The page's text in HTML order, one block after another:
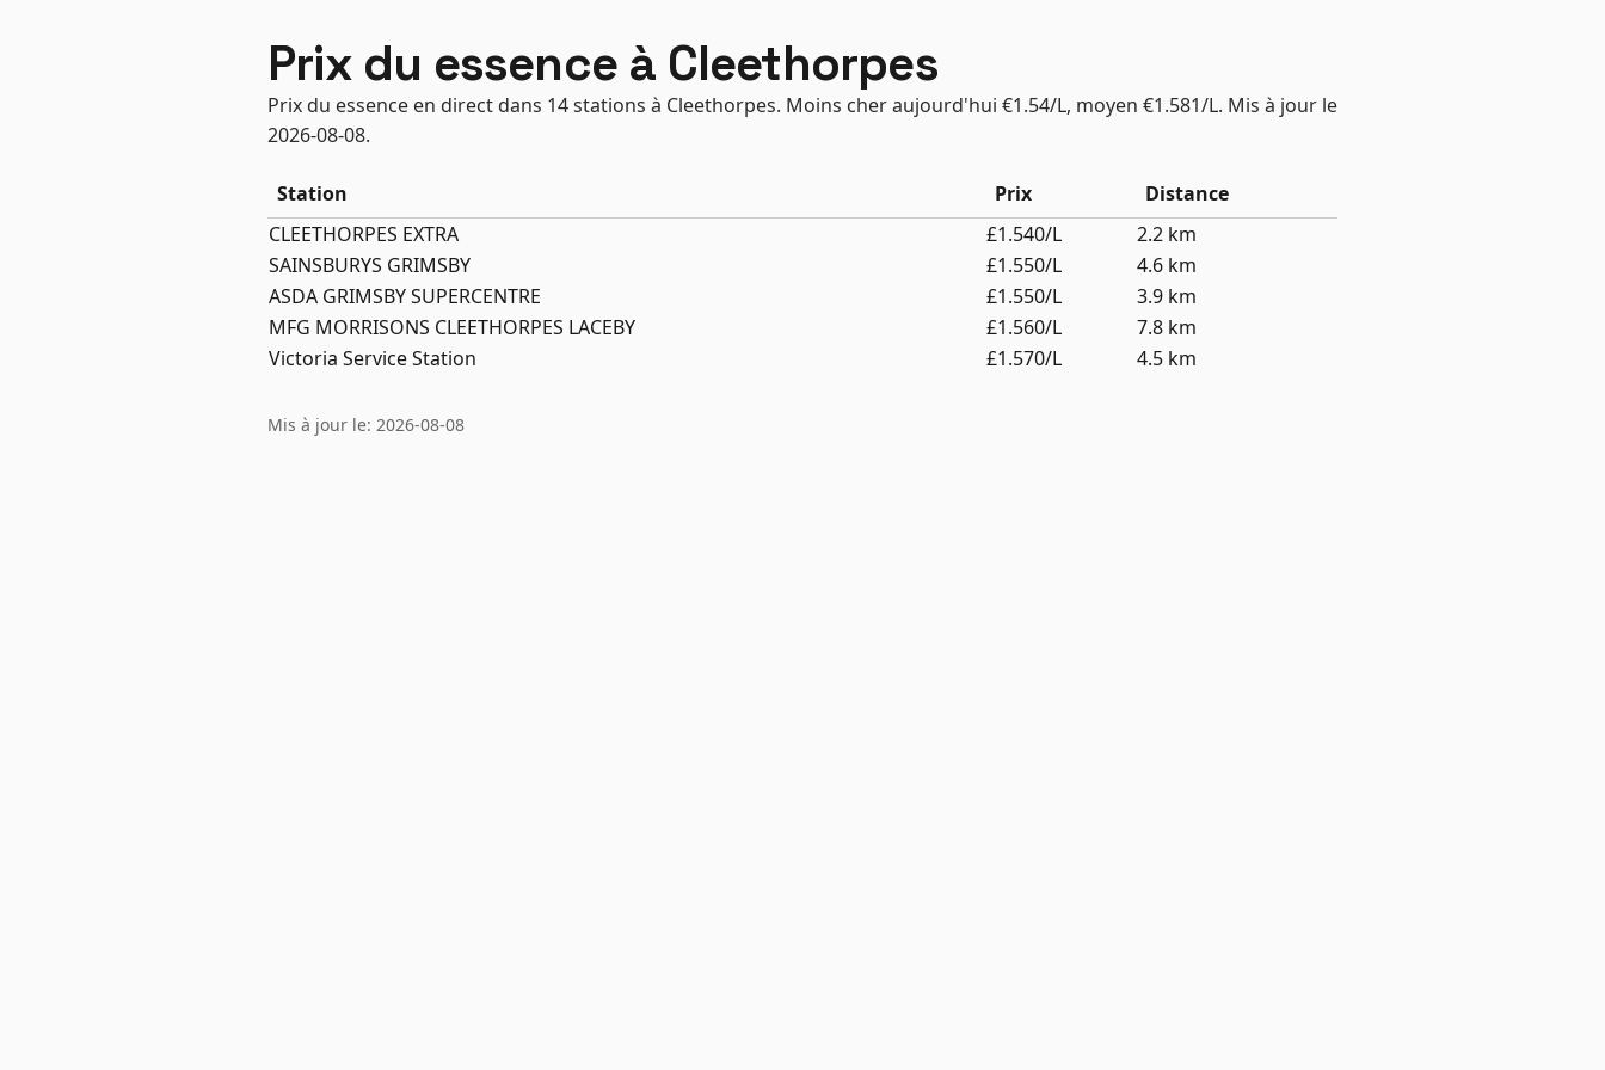
Prix du essence à Cleethorpes
Prix du essence en direct dans 14 stations à Cleethorpes. Moins cher aujourd'hui €1.54/L, moyen €1.581/L. Mis à jour le
2026-08-08.
Station Prix
Distance
CLEETHORPES EXTRA
£1.540/L
2.2 km
SAINSBURYS GRIMSBY
£1.550/L
4.6 km
ASDA GRIMSBY SUPERCENTRE
£1.550/L
3.9 km
MFG MORRISONS CLEETHORPES LACEBY
£1.560/L
7.8 km
Victoria Service Station
£1.570/L 4.5 km
Mis à jour le: 2026-08-08